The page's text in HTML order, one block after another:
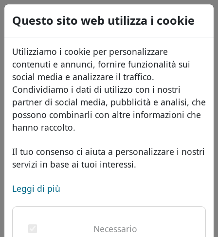
Questo sito web utilizza i cookie
Utilizziamo i cookie per personalizzare
contenuti e annunci, fornire funzionalità sui
social media e analizzare il traffico.
Condividiamo i dati di utilizzo con i nostri
partner di social media, pubblicità e analisi, che
possono combinarli con altre informazioni che
hanno raccolto.
Il tuo consenso ci aiuta a personalizzare i nostri
servizi in base ai tuoi interessi.
Leggi di più
Necessario
Domini
Database dei domini
Domini africani
Domini asiatici
Domini europei
Domini del Medio Oriente
Domini nordamericani
Domini sudamericani
Listino prezzi
Sconti
Trasferisci
Cerca
Servizi
ID Protect
Hosting DNS
WHOIS
Autenticazione a due fattori
USD
EUR
GBP
Español
Français
Português
Română
Eesti
Dominio .联通 - Nuovi